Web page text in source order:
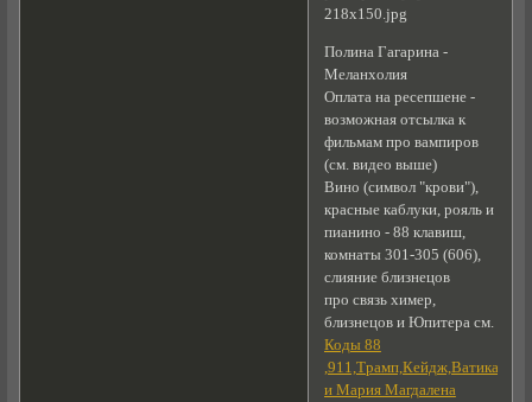
Полина Гагарина -
Меланхолия
Оплата на ресепшене -
возможная отсылка к
фильмам про вампиров
(см. видео выше)
Вино (символ "крови"),
красные каблуки, рояль и
пианино - 88 клавиш,
комнаты 301-305 (606),
слияние близнецов
про связь химер,
близнецов и Юпитера см.
Коды 88
и Мария Магдалена